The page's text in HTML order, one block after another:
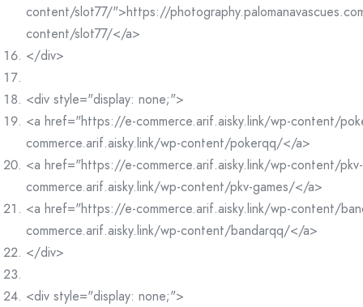
content/slot77/">https://
content/slot77/</a>
</div>
<div style="display: none;">
<a href="https://e-commerce.arif.aisky.link/wp-content/
commerce.arif.aisky.link/wp-content/pokerqq/</a>
<a href="https://e-commerce.arif.aisky.link/wp-content/
commerce.arif.aisky.link/wp-content/pkv-games/</a>
<a href="https://e-commerce.arif.aisky.link/wp-content/
commerce.arif.aisky.link/wp-content/bandarqq/</a>
</div>
<div style="display: none;">